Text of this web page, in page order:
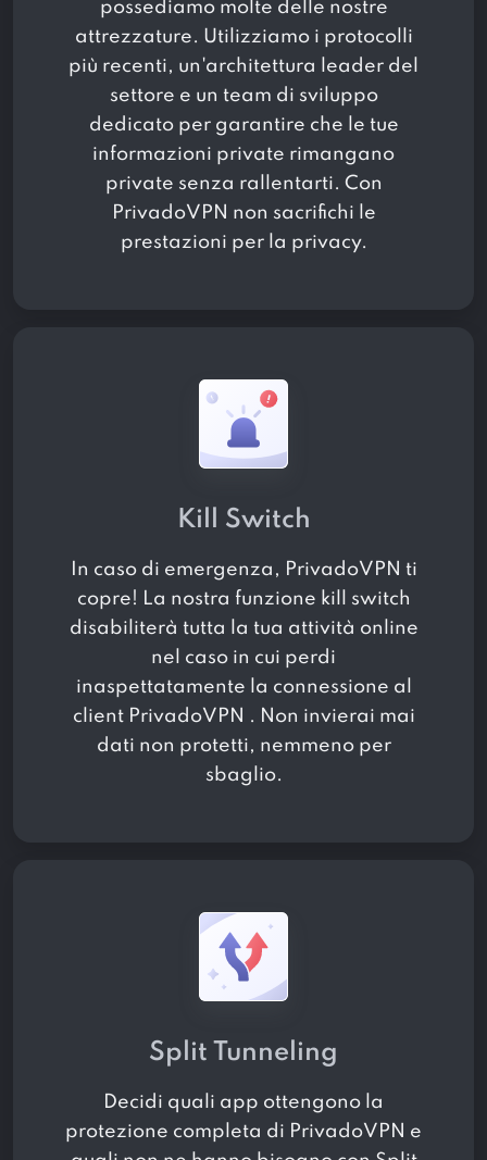
possediamo molte delle nostre
attrezzature. Utilizziamo i protocolli
più recenti, un'architettura leader del
settore e un team di sviluppo
dedicato per garantire che le tue
informazioni private rimangano
private senza rallentarti. Con
PrivadoVPN non sacrifichi le
prestazioni per la privacy.
Kill Switch
In caso di emergenza, PrivadoVPN ti
copre! La nostra funzione kill switch
disabiliterà tutta la tua attività online
nel caso in cui perdi
inaspettatamente la connessione al
client PrivadoVPN . Non invierai mai
dati non protetti, nemmeno per
sbaglio.
Split Tunneling
Decidi quali app ottengono la
protezione completa di PrivadoVPN e